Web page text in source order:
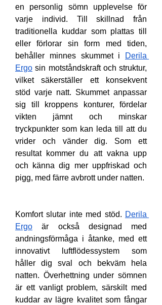
en personlig sömn upplevelse för
varje individ. Till skillnad från
traditionella kuddar som plattas till
eller förlorar sin form med tiden,
behåller minnes skummet i
Derila
Ergo sin motståndskraft och struktur,
vilket säkerställer ett konsekvent
stöd varje natt. Skummet anpassar
sig till kroppens konturer, fördelar
vikten jämnt och minskar
tryckpunkter som kan leda till att du
vrider och vänder dig. Som ett
resultat kommer du att vakna upp
och känna dig mer uppfriskad och
pigg, med färre avbrott under natten.
Komfort slutar inte med stöd. Derila
Ergo är också designad med
andningsförmåga i åtanke, med ett
innovativt luftflödessystem som
håller dig sval och bekväm hela
natten. Överhettning under sömnen
är ett vanligt problem, särskilt med
kuddar av lägre kvalitet som fångar